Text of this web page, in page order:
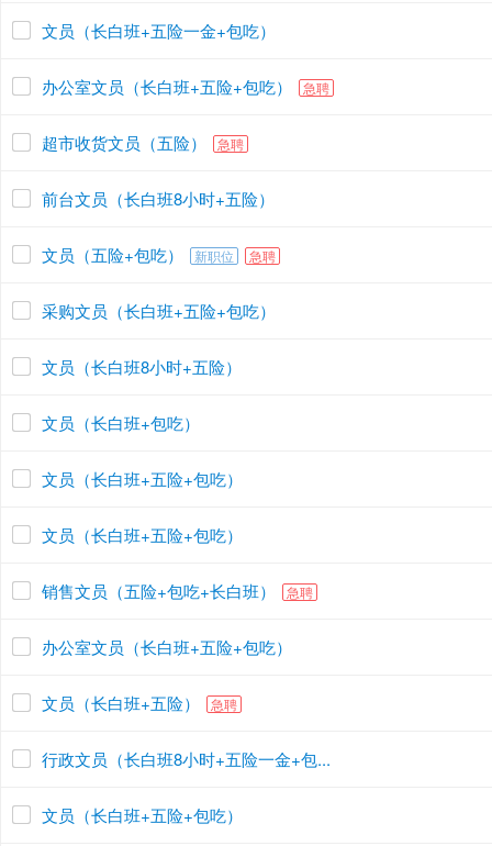
文员（长白班+五险一金+包吃）
办公室文员（长白班+五险+包吃） 急聘
超市收货文员（五险） 急聘
前台文员（长白班8小时+五险）
文员（五险+包吃） 新职位 急聘
采购文员（长白班+五险+包吃）
文员（长白班8小时+五险）
文员（长白班+包吃）
文员（长白班+五险+包吃）
文员（长白班+五险+包吃）
销售文员（五险+包吃+长白班） 急聘
办公室文员（长白班+五险+包吃）
文员（长白班+五险） 急聘
行政文员（长白班8小时+五险一金+包...
文员（长白班+五险+包吃）